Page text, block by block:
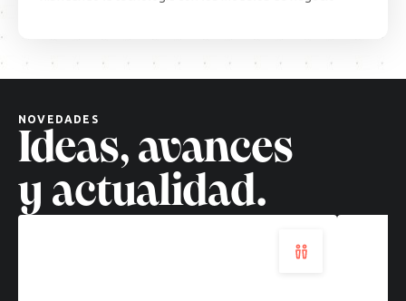
NOVEDADES
Ideas, avances
y actualidad.
cuánticas:
un
paradigma
tecnológico
más
BCN: